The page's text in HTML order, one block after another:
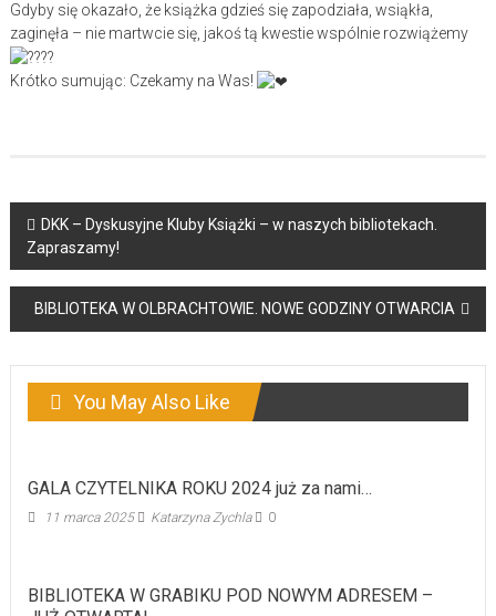
Gdyby się okazało, że książka gdzieś się zapodziała, wsiąkła,
zaginęła – nie martwcie się, jakoś tą kwestie wspólnie rozwiążemy
Krótko sumując: Czekamy na Was!
Post
navigation
DKK – Dyskusyjne Kluby Książki – w naszych bibliotekach.
Zapraszamy!
BIBLIOTEKA W OLBRACHTOWIE. NOWE GODZINY OTWARCIA
You May Also Like
GALA CZYTELNIKA ROKU 2024 już za nami…
11 marca 2025 Katarzyna Zychla 0
BIBLIOTEKA W GRABIKU POD NOWYM ADRESEM –